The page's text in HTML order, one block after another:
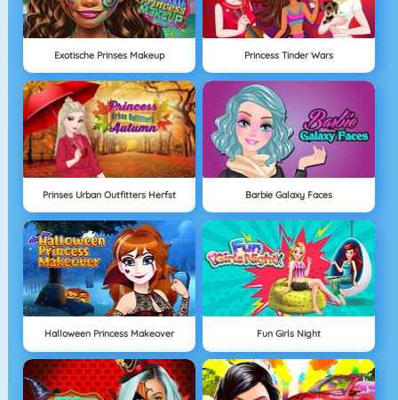
Exotische Prinses Makeup Princess Tinder Wars
Prinses Urban Outfitters Herfst Barbie Galaxy Faces
Halloween Princess Makeover Fun Girls Night